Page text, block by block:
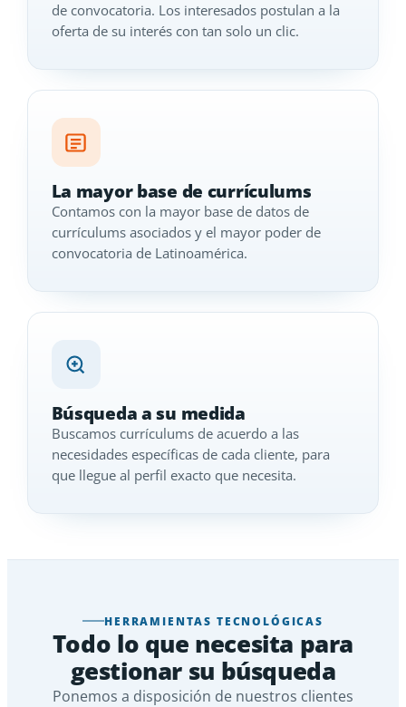
de convocatoria. Los interesados postulan a la
oferta de su interés con tan solo un clic.
La mayor base de currículums
Contamos con la mayor base de datos de
currículums asociados y el mayor poder de
convocatoria de Latinoamérica.
Búsqueda a su medida
Buscamos currículums de acuerdo a las
necesidades específicas de cada cliente, para
que llegue al perfil exacto que necesita.
HERRAMIENTAS TECNOLÓGICAS
Todo lo que necesita para
gestionar su búsqueda
Ponemos a disposición de nuestros clientes